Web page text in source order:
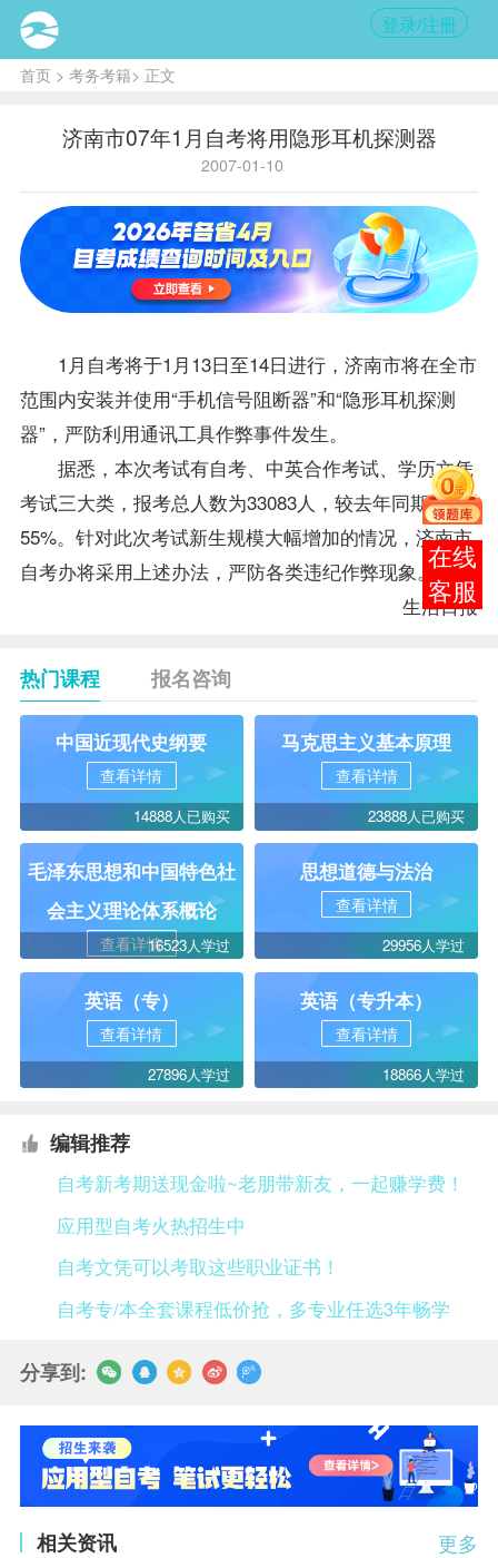
登录/注册
首页> 考务考籍> 正文
济南市07年1月自考将用隐形耳机探测器
2007-01-10
1月自考将于1月13日至14日进行，济南市将在全市
范围内安装并使用“手机信号阻断器”和“隐形耳机探测
器”，严防利用通讯工具作弊事件发生。
据悉，本次考试有自考、中英合作考试、学历文凭
考试三大类， 报考总人数为33083人，较去年同期增长
55%。针对此次考试新生规模大幅增加的情况，济南市
自考办将采用上述办法，严防各类违纪作弊现象。
生活日报
热门课程 报名咨询
中国近现代史纲要
查看详情
14888人已购买
马克思主义基本原理
查看详情
23888人已购买
毛泽东思想和中国特色社
会主义理论体系概论
查看详情16523人学过
思想道德与法治
查看详情
29956人学过
英语（专）
查看详情
27896人学过
英语（专升本）
查看详情
18866人学过
编辑推荐
自考新考期送现金啦~老朋带新友，一起赚学费！
应用型自考火热招生中
自考文凭可以考取这些职业证书！
自考专/本全套课程低价抢，多专业任选3年畅学
分享到:
更多
相关资讯
报考
咨询